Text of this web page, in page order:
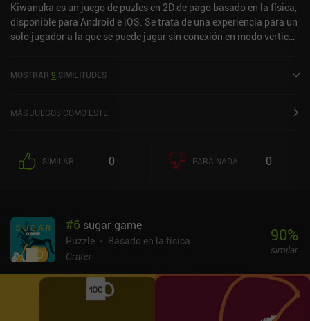
Kiwanuka es un juego de puzles en 2D de pago basado en la física,
disponible para Android e iOS. Se trata de una experiencia para un
solo jugador a la que se puede jugar sin conexión en modo vertical.
5,0 en la App Store de iOS.
MOSTRAR 9 SIMILITUDES
MÁS JUEGOS COMO ESTE
SIMILAR 0 PARA NADA 0
#6 sugar game
Puzzle
Basado en la física
Gratis
90%
similar